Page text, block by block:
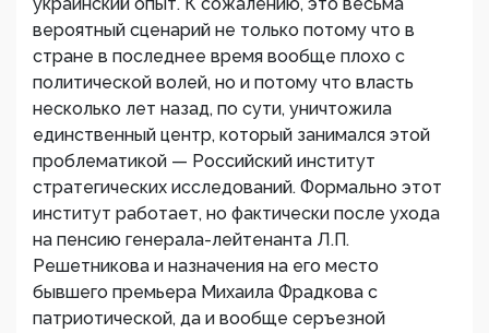
вероятный сценарий не только потому что в
стране в последнее время вообще плохо с
политической волей, но и потому что власть
несколько лет назад, по сути, уничтожила
единственный центр, который занимался этой
проблематикой — Российский институт
стратегических исследований. Формально этот
институт работает, но фактически после ухода
на пенсию генерала-лейтенанта Л.П.
Решетникова и назначения на его место
бывшего премьера Михаила Фрадкова с
патриотической, да и вообще серъезной